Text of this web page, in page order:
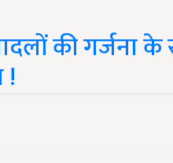
की गर्जना के
!